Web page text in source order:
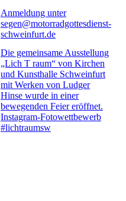
Anmeldung unter
segen@motorradgottesdienst-
schweinfurt.de
Die gemeinsame Ausstellung
„Lich T raum“ von Kirchen
und Kunsthalle Schweinfurt
mit Werken von Ludger
Hinse wurde in einer
bewegenden Feier eröffnet.
Instagram-Fotowettbewerb
#lichtraumsw